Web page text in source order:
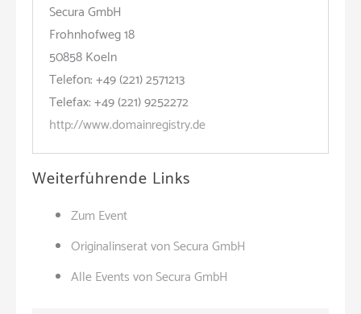
Secura GmbH
Frohnhofweg 18
50858 Koeln
Telefon: +49 (221) 2571213
Telefax: +49 (221) 9252272
http://www.domainregistry.de
Weiterführende Links
Zum Event
Originalinserat von Secura GmbH
Alle Events von Secura GmbH